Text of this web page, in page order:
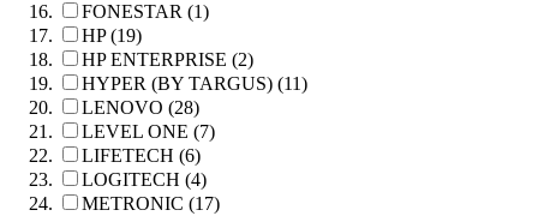
FONESTAR (1)
HP (19)
HP ENTERPRISE (2)
HYPER (BY TARGUS) (11)
LENOVO (28)
LEVEL ONE (7)
LIFETECH (6)
LOGITECH (4)
METRONIC (17)